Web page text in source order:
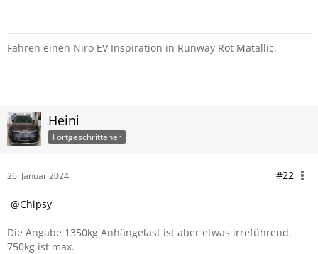
Fahren einen Niro EV Inspiration in Runway Rot Matallic.
Heini
Fortgeschrittener
26. Januar 2024 #22
Chipsy
Die Angabe 1350kg Anhängelast ist aber etwas irreführend.
750kg ist max.